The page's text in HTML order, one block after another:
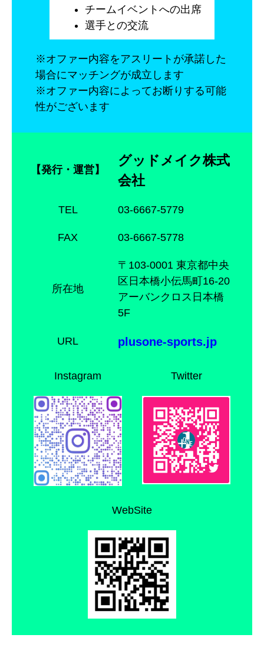
チームイベントへの出席
選手との交流
※オファー内容をアスリートが承諾した
場合にマッチングが成立します
※オファー内容によってお断りする可能
性がございます
【発行・運営】
グッドメイク株式
会社
TEL 03-6667-5779
FAX 03-6667-5778
所在地
〒103-0001 東京都中央
区日本橋小伝馬町16-20
アーバンクロス日本橋
5F
URL plusone-sports.jp
Instagram Twitter
WebSite